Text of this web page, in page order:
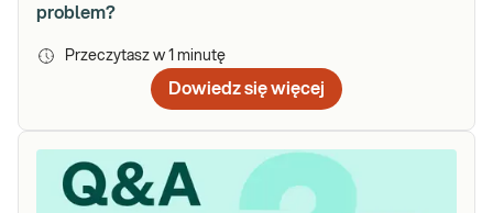
problem?
Przeczytasz w 1 minutę
Dowiedz się więcej